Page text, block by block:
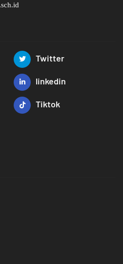
Twitter
linkedin
Tiktok